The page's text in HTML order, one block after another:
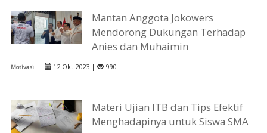
Mantan Anggota Jokowers
Mendorong Dukungan Terhadap
Anies dan Muhaimin
Motivasi 12 Okt 2023 | 990
Materi Ujian ITB dan Tips Efektif
Menghadapinya untuk Siswa SMA